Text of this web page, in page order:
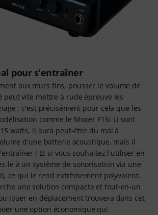
pour s'entraîner
aux murs fins, pousser le volume de
peut vite mettre à rude épreuve les
; c'est précisément pour cela que les
comme le Mooer F15i Li sont
watts, il aura peut-être du mal à
d'une batterie acoustique, mais il
! Et si vous souhaitez l'utiliser en
le à un système de sonorisation via une
ce qui le rend extrêmement polyvalent.
une solution compacte et tout-en-un
jouer en déplacement trouvera dans cet
une option économique qui